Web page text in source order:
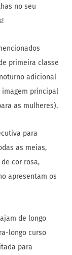
no seu
primeira classe
adicional
principal
as mulheres).
para
as meias,
cor rosa,
apresentam os
de longo
longo curso
para